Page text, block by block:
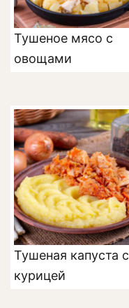
Тушеное мясо с
овощами
Тушеная капуста с
курицей